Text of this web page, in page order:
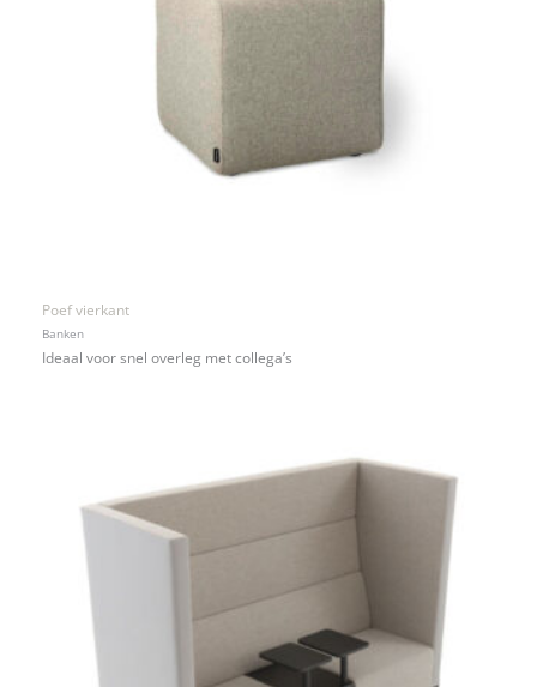
Poef vierkant
Banken
Ideaal voor snel overleg met collega’s